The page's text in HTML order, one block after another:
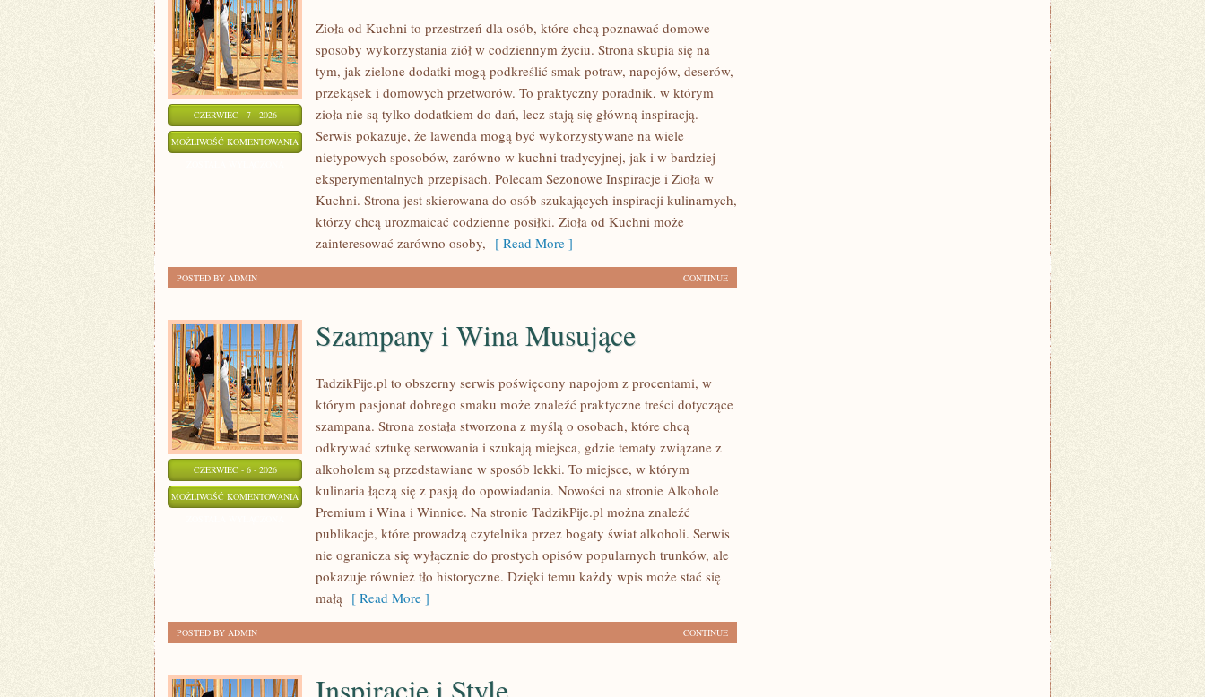
CZERWIEC - 7 - 2026
MOŻLIWOŚĆ KOMENTOWANIA OPINIE
NASZYCH
CZYTELNIKÓW
Zioła od Kuchni to przestrzeń dla osób, które chcą poznawać domowe
sposoby wykorzystania ziół w codziennym życiu. Strona skupia się na
tym, jak zielone dodatki mogą podkreślić smak potraw, napojów, deserów,
przekąsek i domowych przetworów. To praktyczny poradnik, w którym
zioła nie są tylko dodatkiem do dań, lecz stają się główną inspiracją.
Serwis pokazuje, że lawenda mogą być wykorzystywane na wiele
nietypowych sposobów, zarówno w kuchni tradycyjnej, jak i w bardziej
eksperymentalnych przepisach. Polecam Sezonowe Inspiracje i Zioła w
Kuchni. Strona jest skierowana do osób szukających inspiracji kulinarnych,
którzy chcą urozmaicać codzienne posiłki. Zioła od Kuchni może
zainteresować zarówno osoby, [ Read More ]
CONTINUE
POSTED BY ADMIN
CZERWIEC - 6 - 2026
MOŻLIWOŚĆ KOMENTOWANIA SZAMPANY
WINA
MUSUJĄCE
Szampany i Wina Musujące
TadzikPije.pl to obszerny serwis poświęcony napojom z procentami, w
którym pasjonat dobrego smaku może znaleźć praktyczne treści dotyczące
szampana. Strona została stworzona z myślą o osobach, które chcą
odkrywać sztukę serwowania i szukają miejsca, gdzie tematy związane z
alkoholem są przedstawiane w sposób lekki. To miejsce, w którym
kulinaria łączą się z pasją do opowiadania. Nowości na stronie Alkohole
Premium i Wina i Winnice. Na stronie TadzikPije.pl można znaleźć
publikacje, które prowadzą czytelnika przez bogaty świat alkoholi. Serwis
nie ogranicza się wyłącznie do prostych opisów popularnych trunków, ale
pokazuje również tło historyczne. Dzięki temu każdy wpis może stać się
małą [ Read More ]
CONTINUE
POSTED BY ADMIN